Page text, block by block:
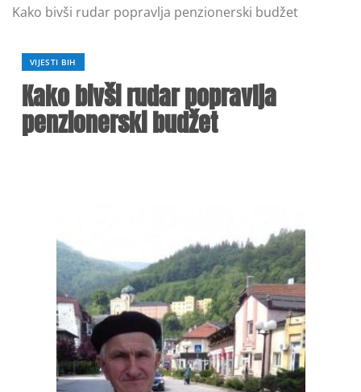
Kako bivši rudar popravlja penzionerski budžet
VIJESTI BIH
Kako bivši rudar popravlja
penzionerski budžet